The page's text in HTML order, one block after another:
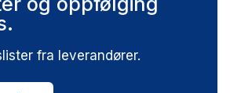
fra leverandører.